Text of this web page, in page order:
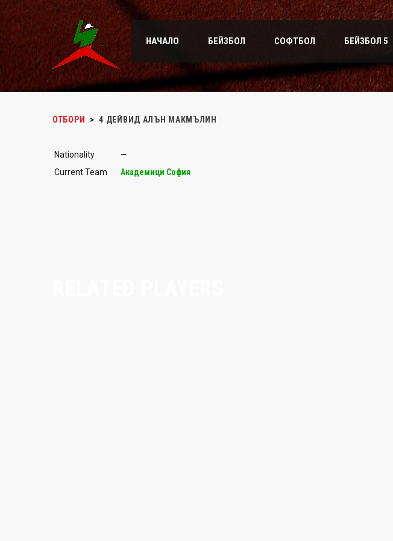
НАЧАЛО БЕЙЗБОЛ СОФТБОЛ БЕЙЗБОЛ 5
ОТБОРИ > 4 ДЕЙВИД АЛЪН МАКМЪЛИН
Nationality
—
Current Team
Академици София